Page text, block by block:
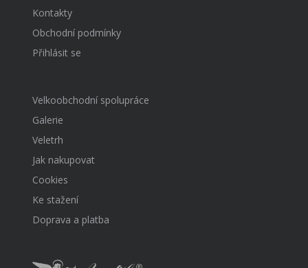
Kontakty
Obchodní podmínky
Přihlásit se
Velkoobchodní spolupráce
Galerie
Veletrh
Jak nakupovat
Cookies
Ke stažení
Doprava a platba